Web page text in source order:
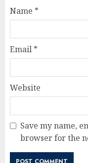
Name *
Email *
Website
Save my name,
browser for the